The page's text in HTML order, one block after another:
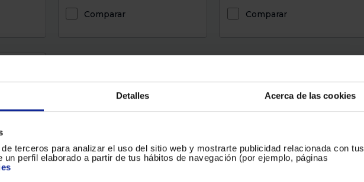
Detalles Acerca de las cookies
terceros para analizar el uso del sitio web y mostrarte publicidad relacionada con tus
un perfil elaborado a partir de tus hábitos de navegación (por ejemplo, páginas
Comparar Comparar